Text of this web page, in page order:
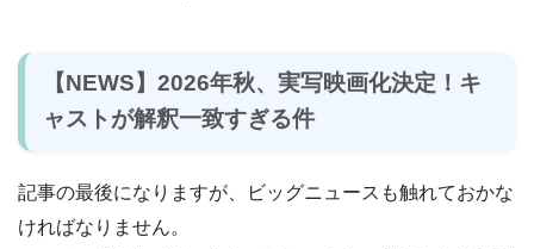
【NEWS】2026年秋、実写映画化決定！キ
ャストが解釈一致すぎる件
記事の最後になりますが、ビッグニュースも触れておかな
ければなりません。